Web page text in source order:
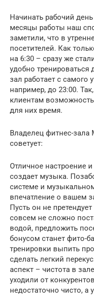
Начинать рабочий
месяцы работы наш
заметили, что в
посетителей. Как
на 6:30 – сразу же
удобно тренироваться
зал работает с самого
например, до 23:00.
клиентам
для них время.
Владелец фитнес-зала
советует:
Отличное настроение
создает музыка.
системе и
впечатление о вашем
Пусть он не
совсем не сложно
водой, предложить
бонусом станет фито-
тренировки выпить
сделать легкий
аспект – чистота в
уходили от
недостаточно чисто, а